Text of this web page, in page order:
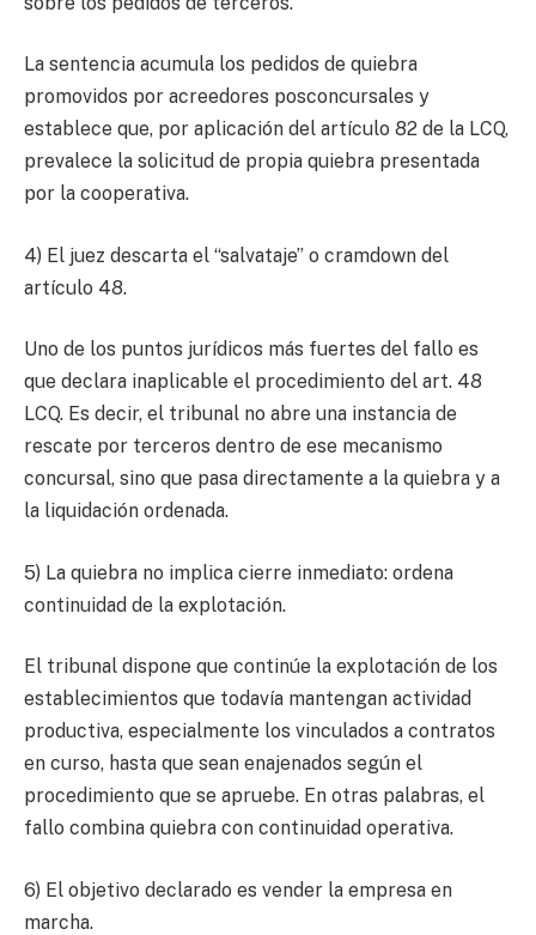
La sentencia acumula los pedidos de quiebra
promovidos por acreedores posconcursales y
establece que, por aplicación del artículo 82 de la LCQ,
prevalece la solicitud de propia quiebra presentada
por la cooperativa.
4) El juez descarta el “salvataje” o cramdown del
artículo 48.
Uno de los puntos jurídicos más fuertes del fallo es
que declara inaplicable el procedimiento del art. 48
LCQ. Es decir, el tribunal no abre una instancia de
rescate por terceros dentro de ese mecanismo
concursal, sino que pasa directamente a la quiebra y a
la liquidación ordenada.
5) La quiebra no implica cierre inmediato: ordena
continuidad de la explotación.
El tribunal dispone que continúe la explotación de los
establecimientos que todavía mantengan actividad
productiva, especialmente los vinculados a contratos
en curso, hasta que sean enajenados según el
procedimiento que se apruebe. En otras palabras, el
fallo combina quiebra con continuidad operativa.
6) El objetivo declarado es vender la empresa en
marcha.